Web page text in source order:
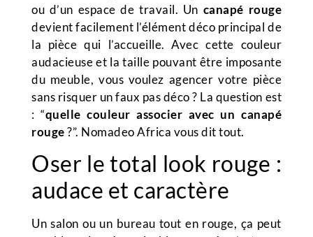
ou d’un espace de travail. Un canapé rouge
devient facilement l’élément déco principal de
la pièce qui l’accueille. Avec cette couleur
audacieuse et la taille pouvant être imposante
du meuble, vous voulez agencer votre pièce
sans risquer un faux pas déco ? La question est
: “quelle couleur associer avec un canapé
rouge?”. Nomadeo Africa vous dit tout.
Oser le total look rouge :
audace et caractère
Un salon ou un bureau tout en rouge, ça peut